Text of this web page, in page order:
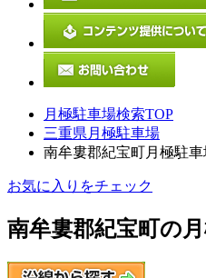
月極駐車場検索TOP
三重県月極駐車場
南牟婁郡紀宝町月極駐車
お気に入りをチェック
南牟婁郡紀宝町の